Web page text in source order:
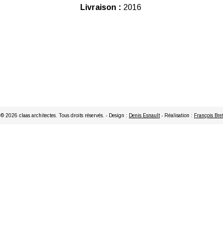
Livraison : 2016
© 2026 claas architectes. Tous droits réservés. - Design : Denis Esnault - Réalisation : François